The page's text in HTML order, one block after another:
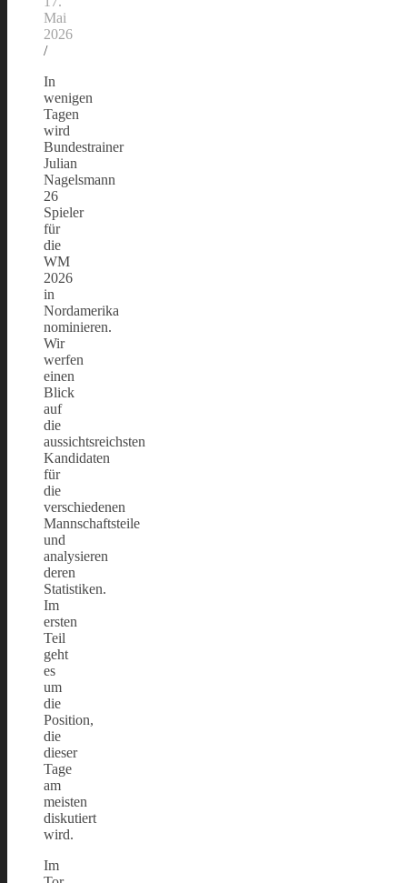
Mai
2026
/
In
wenigen
Tagen
wird
Bundestrainer
Julian
Nagelsmann
26
Spieler
für
die
WM
2026
in
Nordamerika
nominieren.
Wir
werfen
einen
Blick
auf
die
aussichtsreichsten
Kandidaten
für
die
verschiedenen
Mannschaftsteile
und
analysieren
deren
Statistiken.
Im
ersten
Teil
geht
es
um
die
Position,
die
dieser
Tage
am
meisten
diskutiert
wird.
Im